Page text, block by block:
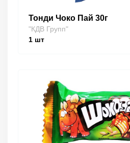
Тонди Чоко Пай 30г
"КДВ Групп"
1 шт